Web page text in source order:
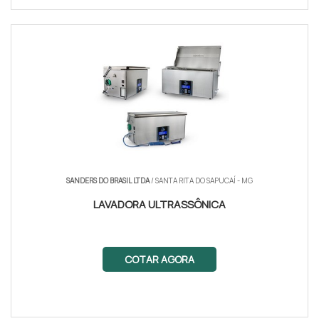
SANDERS DO BRASIL LTDA/ SANTA RITA DO SAPUCAÍ - MG
LAVADORA ULTRASSÔNICA
COTAR AGORA